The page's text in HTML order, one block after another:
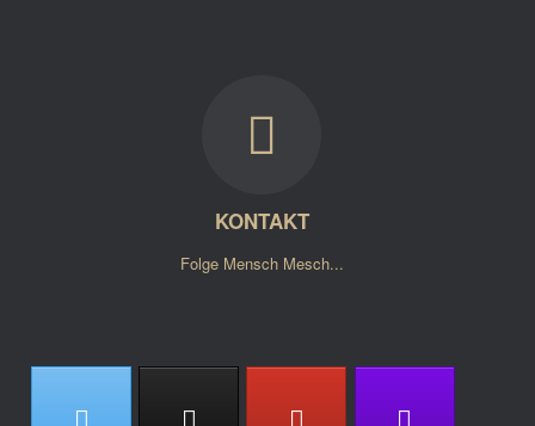
KONTAKT
Folge Mensch Mesch...